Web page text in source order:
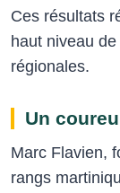
Ces résultats
haut niveau
régionales.
Un
Marc Flavien,
rangs